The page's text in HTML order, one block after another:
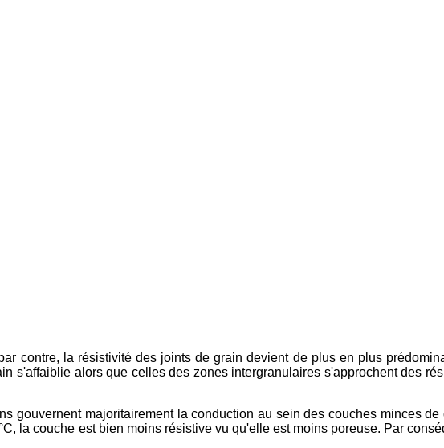
contre, la résistivité des joints de grain devient de plus en plus
s'affaiblie alors que celles des zones intergranulaires s'approchent des
gouvernent majoritairement la conduction au sein des couches minces
la couche est bien moins résistive vu qu'elle est moins poreuse. Par